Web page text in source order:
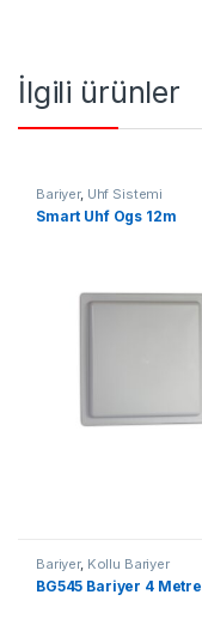
İlgili ürünler
Bariyer, Uhf Sistemi
Smart Uhf Ogs 12m
Bariyer, Kollu Bariyer
BG545 Bariyer 4 Metre